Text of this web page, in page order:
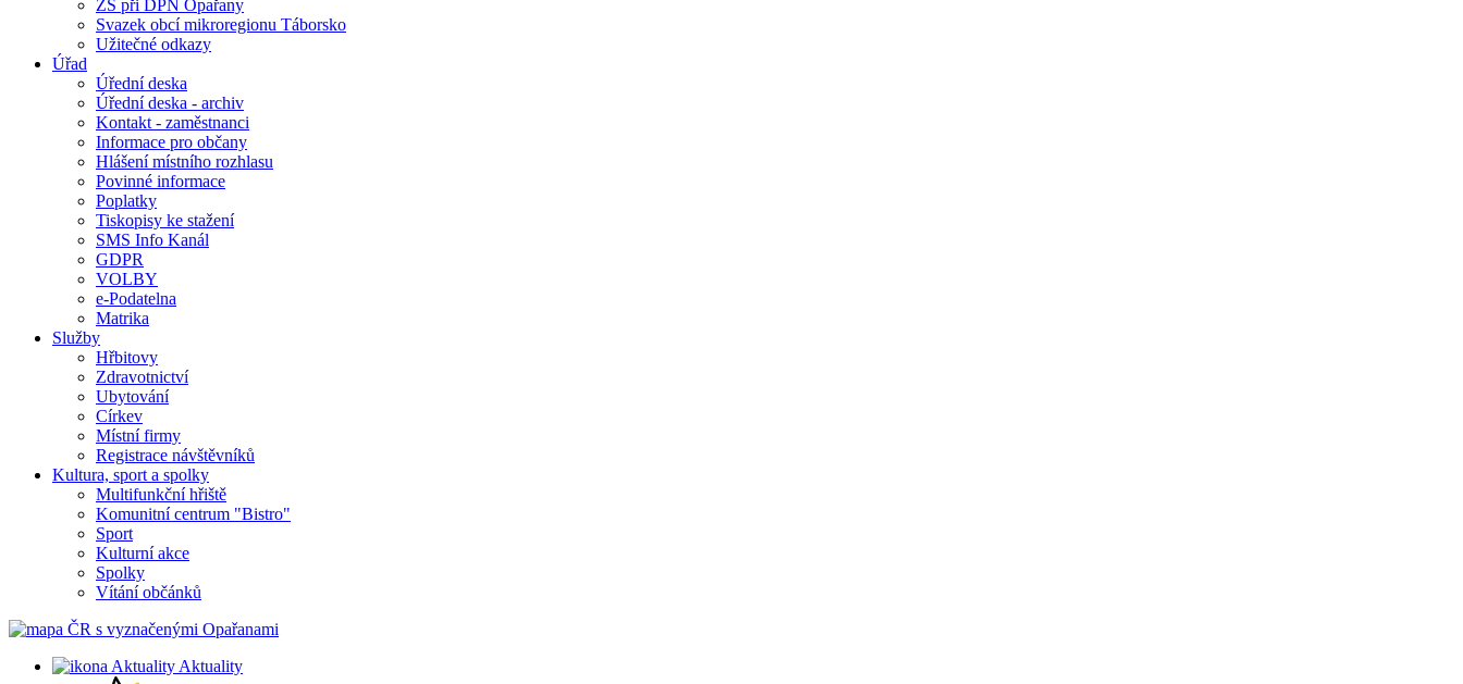
ZŠ při DPN Opařany
Svazek obcí mikroregionu Táborsko
Užitečné odkazy
Úřad
Úřední deska
Úřední deska - archiv
Kontakt - zaměstnanci
Informace pro občany
Hlášení místního rozhlasu
Povinné informace
Poplatky
Tiskopisy ke stažení
SMS Info Kanál
GDPR
VOLBY
e-Podatelna
Matrika
Služby
Hřbitovy
Zdravotnictví
Ubytování
Církev
Místní firmy
Registrace návštěvníků
Kultura, sport a spolky
Multifunkční hřiště
Komunitní centrum "Bistro"
Sport
Kulturní akce
Spolky
Vítání občánků
Aktuality